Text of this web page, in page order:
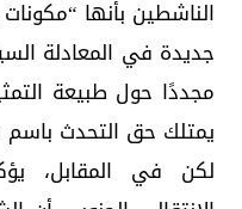
الناشطين بأنها
جديدة في المعادلة
مجددًا حول طبيعة
يمتلك حق التحدث
لكن في المقابل،